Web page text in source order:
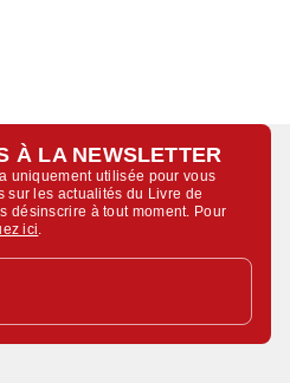
À LA NEWSLETTER
uniquement utilisée pour vous
sur les actualités du Livre de
désinscrire à tout moment. Pour
ici